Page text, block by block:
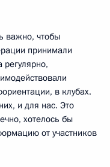
важно, чтобы
принимали
регулярно,
в клубах.
и для нас. Это
хотелось бы
от участников